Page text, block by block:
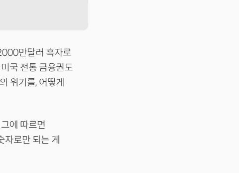
만달러 흑자로
국 전통 금융권도
위기를, 어떻게
에 따르면
로만 되는 게